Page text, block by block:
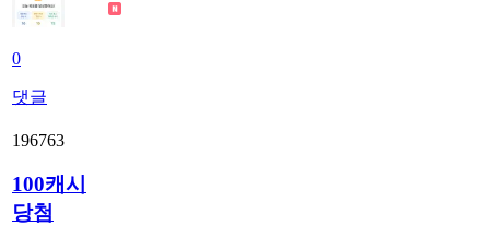
0
댓글
196763
100캐시
당첨